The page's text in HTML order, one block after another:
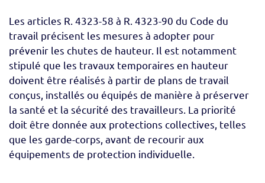
Les articles R. 4323-58 à R. 4323-90 du Code du
travail précisent les mesures à adopter pour
prévenir les chutes de hauteur. Il est notamment
stipulé que les travaux temporaires en hauteur
doivent être réalisés à partir de plans de travail
conçus, installés ou équipés de manière à préserver
la santé et la sécurité des travailleurs. La priorité
doit être donnée aux protections collectives, telles
que les garde-corps, avant de recourir aux
équipements de protection individuelle.